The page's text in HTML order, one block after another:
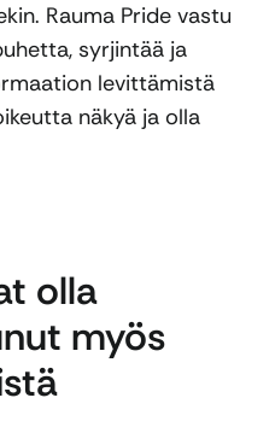
Rauma Pride vastu
syrjintää ja
levittämistä
näkyä ja olla
olla
myös